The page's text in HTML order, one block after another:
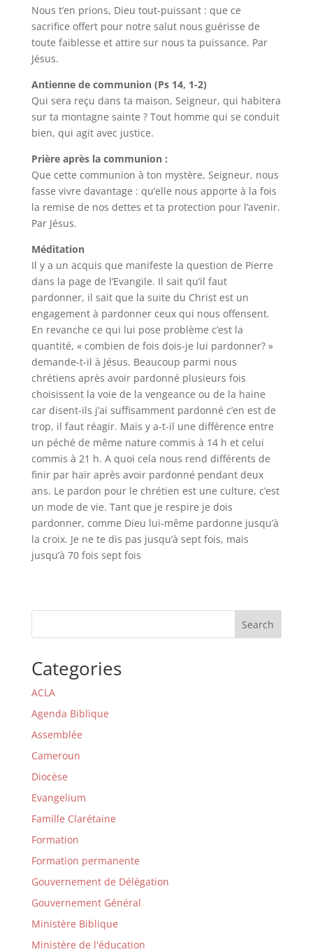
Nous t’en prions, Dieu tout-puissant : que ce
sacrifice offert pour notre salut nous guérisse de
toute faiblesse et attire sur nous ta puissance. Par
Jésus.
Antienne de communion (Ps 14, 1-2)
Qui sera reçu dans ta maison, Seigneur, qui habitera
sur ta montagne sainte ? Tout homme qui se conduit
bien, qui agit avec justice.
Prière après la communion :
Que cette communion à ton mystère, Seigneur, nous
fasse vivre davantage : qu’elle nous apporte à la fois
la remise de nos dettes et ta protection pour l’avenir.
Par Jésus.
Méditation
Il y a un acquis que manifeste la question de Pierre
dans la page de l’Evangile. Il sait qu’il faut
pardonner, il sait que la suite du Christ est un
engagement à pardonner ceux qui nous offensent.
En revanche ce qui lui pose problème c’est la
quantité, « combien de fois dois-je lui pardonner? »
demande-t-il à Jésus. Beaucoup parmi nous
chrétiens après avoir pardonné plusieurs fois
choisissent la voie de la vengeance ou de la haine
car disent-ils j’ai suffisamment pardonné c’en est de
trop, il faut réagir. Mais y a-t-il une différence entre
un péché de même nature commis à 14 h et celui
commis à 21 h. A quoi cela nous rend différents de
finir par haïr après avoir pardonné pendant deux
ans. Le pardon pour le chrétien est une culture, c’est
un mode de vie. Tant que je respire je dois
pardonner, comme Dieu lui-même pardonne jusqu’à
la croix. Je ne te dis pas jusqu’à sept fois, mais
jusqu’à 70 fois sept fois
Search
Categories
ACLA
Agenda Biblique
Assemblée
Cameroun
Diocèse
Evangelium
Famille Clarétaine
Formation
Formation permanente
Gouvernement de Délégation
Gouvernement Général
Ministère Biblique
Ministère de l'éducation